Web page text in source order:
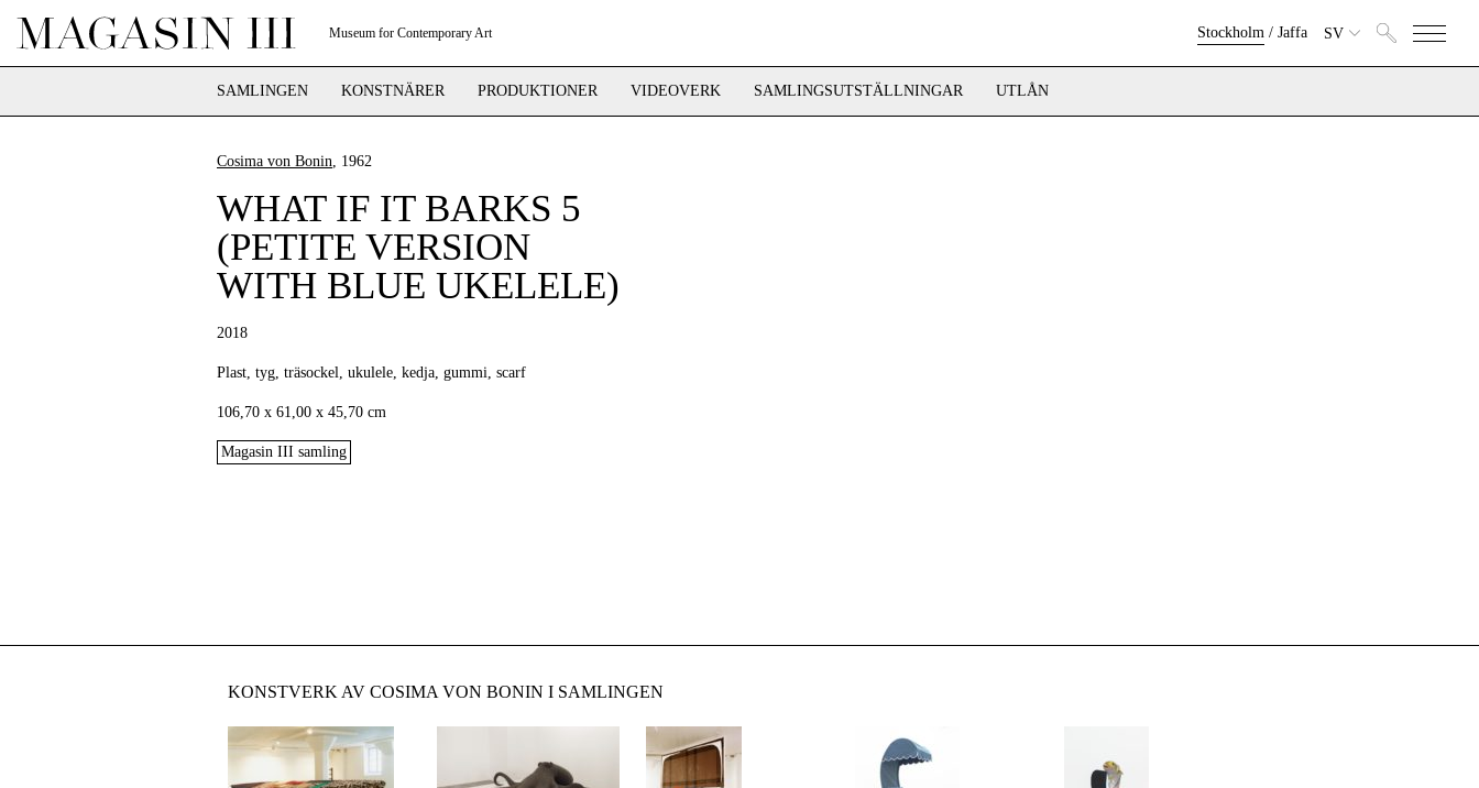
Museum for Contemporary Art Stockholm/ Jaffa SV
SAMLINGEN KONSTNÄRER PRODUKTIONER VIDEOVERK SAMLINGSUTSTÄLLNINGAR UTLÅN
Cosima von Bonin, 1962
WHAT IF IT BARKS 5
(PETITE VERSION
WITH BLUE UKELELE)
2018
Plast, tyg, träsockel, ukulele, kedja, gummi, scarf
106,70 x 61,00 x 45,70 cm
Magasin III samling
KONSTVERK AV COSIMA VON BONIN I SAMLINGEN